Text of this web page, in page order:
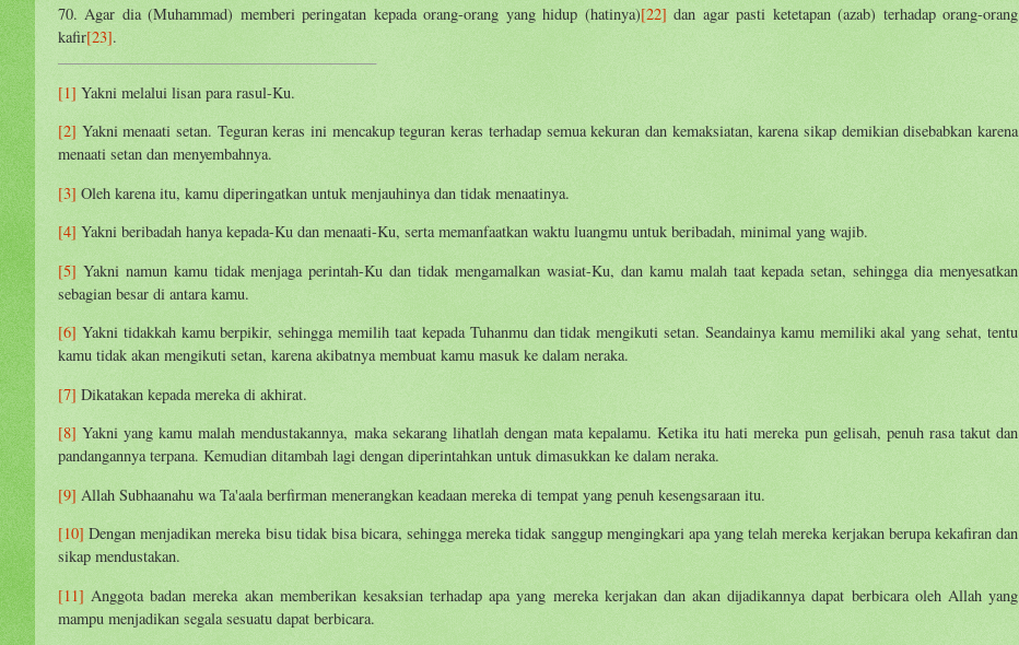
70. Agar dia (Muhammad) memberi peringatan kepada orang-orang yang hidup (hatinya)[22] dan agar pasti ketetapan (azab) terhadap orang-orang
kafir[23].
[1] Yakni melalui lisan para rasul-Ku.
[2] Yakni menaati setan. Teguran keras ini mencakup teguran keras terhadap semua kekuran dan kemaksiatan, karena sikap demikian disebabkan karena
menaati setan dan menyembahnya.
[3] Oleh karena itu, kamu diperingatkan untuk menjauhinya dan tidak menaatinya.
[4] Yakni beribadah hanya kepada-Ku dan menaati-Ku, serta memanfaatkan waktu luangmu untuk beribadah, minimal yang wajib.
[5] Yakni namun kamu tidak menjaga perintah-Ku dan tidak mengamalkan wasiat-Ku, dan kamu malah taat kepada setan, sehingga dia menyesatkan
sebagian besar di antara kamu.
[6] Yakni tidakkah kamu berpikir, sehingga memilih taat kepada Tuhanmu dan tidak mengikuti setan. Seandainya kamu memiliki akal yang sehat, tentu
kamu tidak akan mengikuti setan, karena akibatnya membuat kamu masuk ke dalam neraka.
[7] Dikatakan kepada mereka di akhirat.
[8] Yakni yang kamu malah mendustakannya, maka sekarang lihatlah dengan mata kepalamu. Ketika itu hati mereka pun gelisah, penuh rasa takut dan
pandangannya terpana. Kemudian ditambah lagi dengan diperintahkan untuk dimasukkan ke dalam neraka.
[9] Allah Subhaanahu wa Ta'aala berfirman menerangkan keadaan mereka di tempat yang penuh kesengsaraan itu.
[10] Dengan menjadikan mereka bisu tidak bisa bicara, sehingga mereka tidak sanggup mengingkari apa yang telah mereka kerjakan berupa kekafiran dan
sikap mendustakan.
[11] Anggota badan mereka akan memberikan kesaksian terhadap apa yang mereka kerjakan dan akan dijadikannya dapat berbicara oleh Allah yang
mampu menjadikan segala sesuatu dapat berbicara.